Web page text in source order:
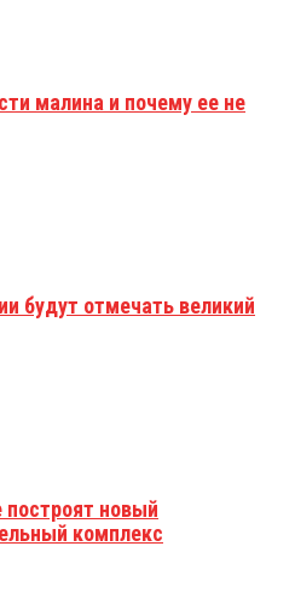
малина и почему ее не
будут отмечать великий
новый
комплекс